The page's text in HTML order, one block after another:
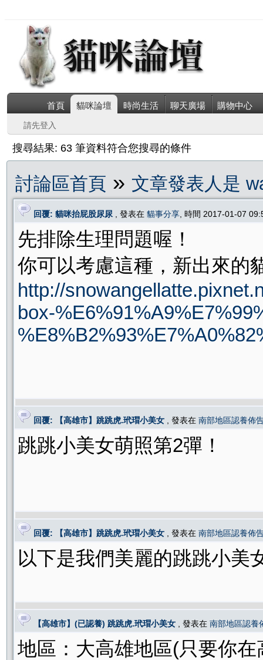
首頁 貓咪論壇 時尚生活 聊天廣場 購物中心
請先登入
搜尋結果: 63 筆資料符合您搜尋的條件
討論區首頁 » 文章發表人是
回覆: 貓咪抬屁股尿尿 , 發表在 貓事分享 , 時間 2017-01-07
先排除生理問題喔！
你可以考慮這種，新出來的
http://
box-
回覆: 【高雄市】跳跳虎.玳瑁小美女 , 發表在 南部地區認養佈
跳跳小美女萌照第2彈！
回覆: 【高雄市】跳跳虎.玳瑁小美女 , 發表在 南部地區認養佈
以下是我們美麗的跳跳小美
【高雄市】(已認養) 跳跳虎.玳瑁小美女 , 發表在 南部地區認養
地區：大高雄地區(只要你